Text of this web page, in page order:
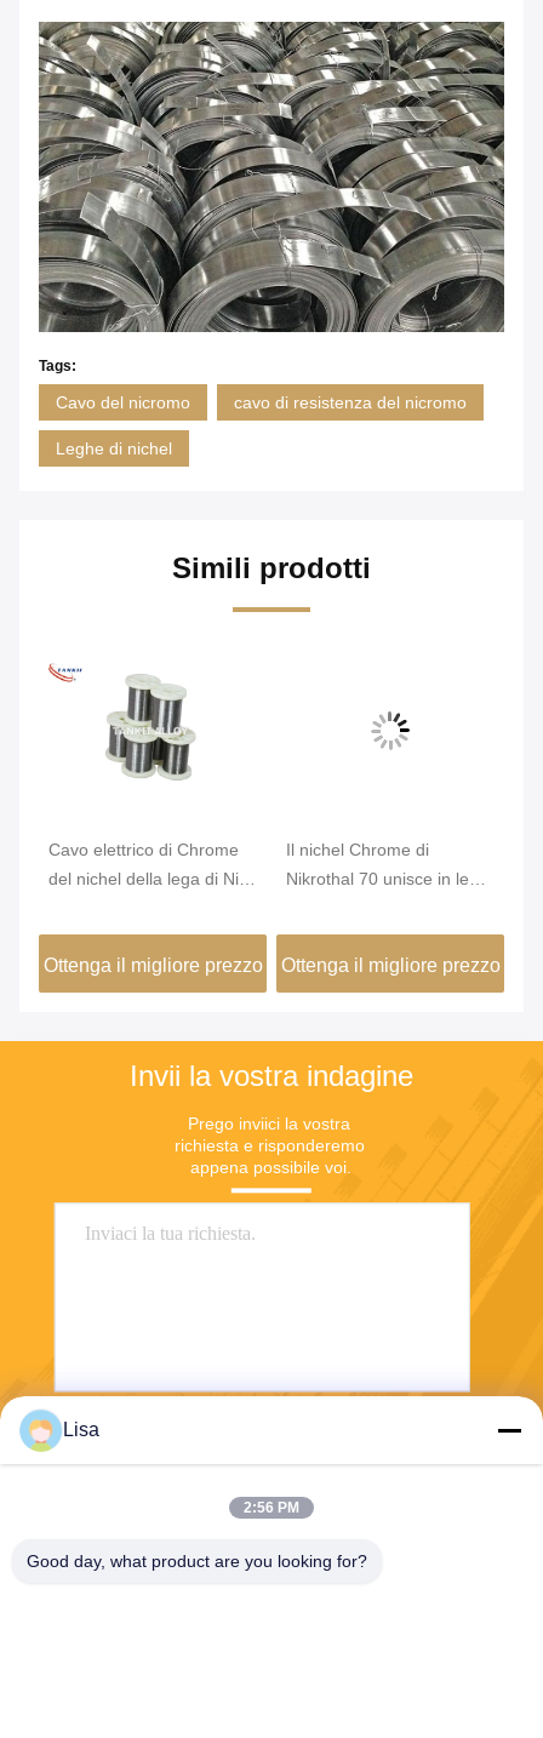
Tags:
Cavo del nicromo cavo di resistenza del nicromo
Leghe di nichel
Simili prodotti
Cavo elettrico di Chrome
del nichel della lega di Nicr
Ottenga il migliore prezzo
Il nichel Chrome di
Nikrothal 70 unisce in lega
temprato
Ottenga il migliore prezzo
Invii la vostra indagine
Prego inviici la vostra
richiesta e risponderemo
appena possibile voi.
Lisa
2:56 PM
Good day, what product are you looking for?